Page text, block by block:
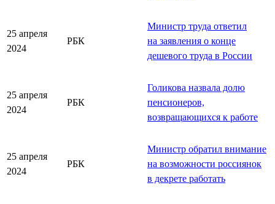
25 апреля
2024
РБК
Министр труда ответил
на заявления о конце
дешевого труда в России
25 апреля
2024
РБК
Голикова назвала долю
пенсионеров,
возвращающихся к работе
25 апреля
2024
РБК
Министр обратил внимание
на возможности россиянок
в декрете работать